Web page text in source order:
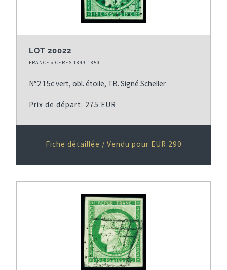
LOT 20022
FRANCE » CERES 1849-1850
N°2 15c vert, obl. étoile, TB. Signé Scheller
Prix de départ: 275 EUR
Fiche détaillée / Vendu pour EUR 290